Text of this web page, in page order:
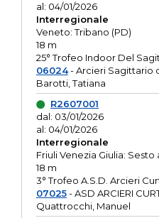
al: 04/01/2026
Interregionale
Veneto: Tribano (PD)
18 m
25° Trofeo Indoor Del
06024- Arcieri Sagittario
Barotti, Tatiana
R2607001
dal: 03/01/2026
al: 04/01/2026
Interregionale
Friuli Venezia Giulia: Sesto
18 m
3° Trofeo A.S.D. Arcieri
07025- ASD ARCIERI
Quattrocchi, Manuel